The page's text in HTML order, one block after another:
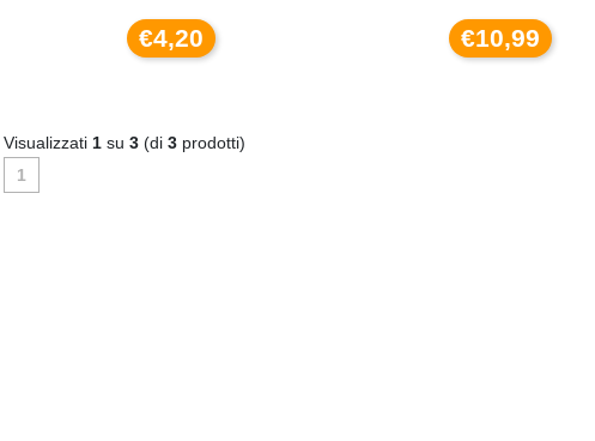
€4,20
€10,99
Visualizzati 1 su 3 (di 3 prodotti)
1